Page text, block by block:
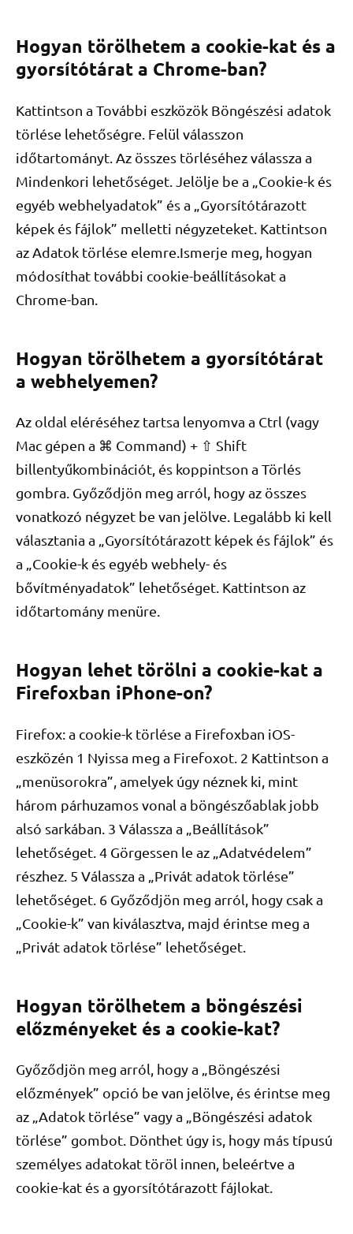
Hogyan törölhetem a cookie-kat és a
gyorsítótárat a Chrome-ban?
Kattintson a További eszközök Böngészési adatok
törlése lehetőségre. Felül válasszon
időtartományt. Az összes törléséhez válassza a
Mindenkori lehetőséget. Jelölje be a „Cookie-k és
egyéb webhelyadatok” és a „Gyorsítótárazott
képek és fájlok” melletti négyzeteket. Kattintson
az Adatok törlése elemre.Ismerje meg, hogyan
módosíthat további cookie-beállításokat a
Chrome-ban.
Hogyan törölhetem a gyorsítótárat
a webhelyemen?
Az oldal eléréséhez tartsa lenyomva a Ctrl (vagy
Mac gépen a ⌘ Command) + ⇧ Shift
billentyűkombinációt, és koppintson a Törlés
gombra. Győződjön meg arról, hogy az összes
vonatkozó négyzet be van jelölve. Legalább ki kell
választania a „Gyorsítótárazott képek és fájlok” és
a „Cookie-k és egyéb webhely- és
bővítményadatok” lehetőséget. Kattintson az
időtartomány menüre.
Hogyan lehet törölni a cookie-kat a
Firefoxban iPhone-on?
Firefox: a cookie-k törlése a Firefoxban iOS-
eszközén 1 Nyissa meg a Firefoxot. 2 Kattintson a
„menüsorokra”, amelyek úgy néznek ki, mint
három párhuzamos vonal a böngészőablak jobb
alsó sarkában. 3 Válassza a „Beállítások”
lehetőséget. 4 Görgessen le az „Adatvédelem”
részhez. 5 Válassza a „Privát adatok törlése”
lehetőséget. 6 Győződjön meg arról, hogy csak a
„Cookie-k” van kiválasztva, majd érintse meg a
„Privát adatok törlése” lehetőséget.
Hogyan törölhetem a böngészési
előzményeket és a cookie-kat?
Győződjön meg arról, hogy a „Böngészési
előzmények” opció be van jelölve, és érintse meg
az „Adatok törlése” vagy a „Böngészési adatok
törlése” gombot. Dönthet úgy is, hogy más típusú
személyes adatokat töröl innen, beleértve a
cookie-kat és a gyorsítótárazott fájlokat.